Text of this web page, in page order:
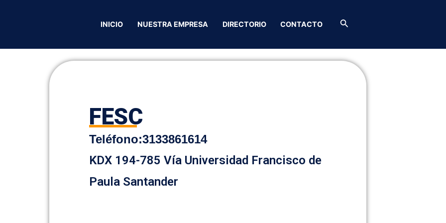
INICIO NUESTRA EMPRESA DIRECTORIO CONTACTO Buscar
FESC
Teléfono:3133861614
KDX 194-785 Vía Universidad Francisco de
Paula Santander